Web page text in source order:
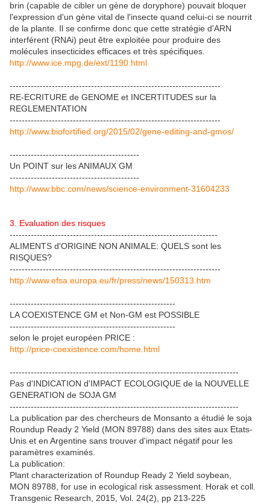
brin (capable de cibler un gène de doryphore) pouvait bloquer
l'expression d'un gène vital de l'insecte quand celui-ci se nourrit
de la plante. Il se confirme donc que cette stratégie d'ARN
interférent (RNAi) peut être exploitée pour produire des
molécules insecticides efficaces et très spécifiques.
http://www.ice.mpg.de/ext/1190.html
----------------------------------------------------------------------
RE-ECRITURE de GENOME et INCERTITUDES sur la
REGLEMENTATION
----------------------------------------------------------------------
http://www.biofortified.org/2015/02/gene-editing-and-gmos/
-------------------------------------------
Un POINT sur les ANIMAUX GM
-------------------------------------------
http://www.bbc.com/news/science-environment-31604233
3. Evaluation des risques
---------------------------------------------------------------------
ALIMENTS d'ORIGINE NON ANIMALE: QUELS sont les
RISQUES?
----------------------------------------------------------------------
http://www.efsa.europa.eu/fr/press/news/150313.htm
-------------------------------------------------------
LA COEXISTENCE GM et Non-GM est POSSIBLE
-------------------------------------------------------
selon le projet européen PRICE :
http://price-coexistence.com/home.html
----------------------------------------------------------------------------
Pas d'INDICATION d'IMPACT ECOLOGIQUE de la NOUVELLE
GENERATION de SOJA GM
----------------------------------------------------------------------------
La publication par des chercheurs de Monsanto a étudié le soja
Roundup Ready 2 Yield (MON 89788) dans des sites aux Etats-
Unis et en Argentine sans trouver d'impact négatif pour les
paramètres examinés.
La publication:
Plant characterization of Roundup Ready 2 Yield soybean,
MON 89788, for use in ecological risk assessment. Horak et coll.
Transgenic Research, 2015, Vol. 24(2), pp 213-225